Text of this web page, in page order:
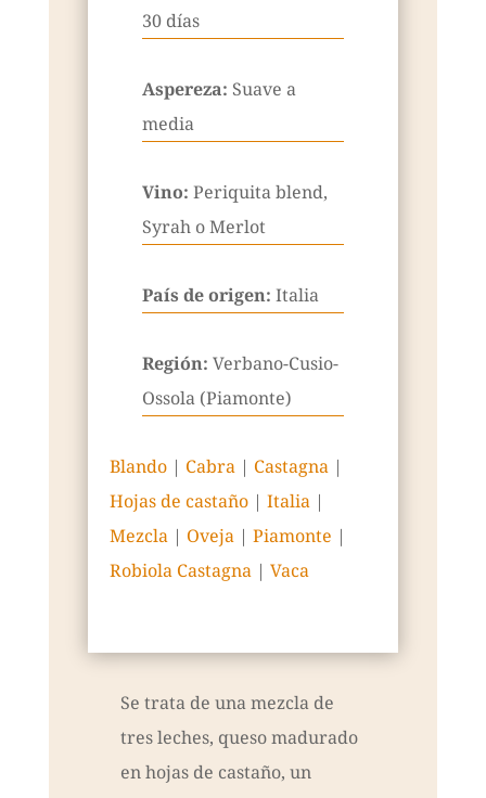
30 días
Aspereza: Suave a
media
Vino: Periquita blend,
Syrah o Merlot
País de origen: Italia
Región: Verbano-Cusio-
Ossola (Piamonte)
Blando| Cabra| Castagna|
Hojas de castaño| Italia|
Mezcla| Oveja| Piamonte |
Robiola Castagna| Vaca
Se trata de una mezcla de
tres leches, queso madurado
en hojas de castaño, un